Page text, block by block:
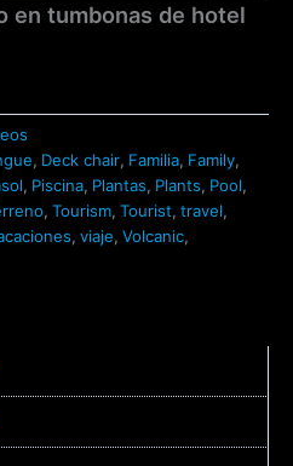
en tumbonas de hotel
, Deck chair, Familia, Family,
, Piscina, Plantas, Plants, Pool,
, Tourism, Tourist, travel,
, viaje, Volcanic,